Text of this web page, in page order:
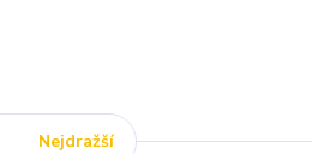
Nejdražší